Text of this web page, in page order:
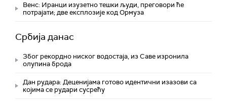
Венс: Иранци изузетно тешки људи, преговори ће
потрајати; две експлозије код Ормуза
Србија данас
Због рекордно ниског водостаја, из Саве изронила
олупина брода
Дан рудара: Деценијама готово идентични изазови са
којима се рудари сусрећу